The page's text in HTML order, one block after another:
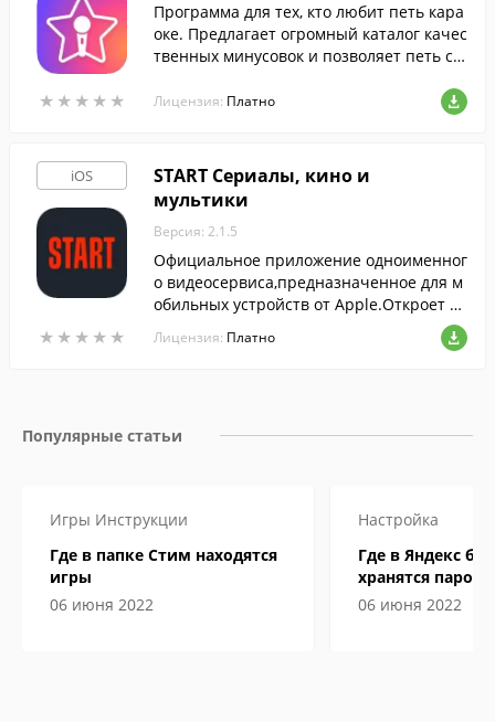
★ ★ ★ ★ ★
★ ★ ★ ★ ★
Программа для тех, кто любит петь кара
оке. Предлагает огромный каталог качес
твенных минусовок и позволяет петь со
Phone.
Лицензия: Платно
iOS
★ ★ ★ ★ ★
★ ★ ★ ★ ★
START Сериалы, кино и
мультики
Версия: 2.1.5
Официальное приложение одноименног
о видеосервиса,предназначенное для м
обильных устройств от Apple.Откроет ва
м доступ к лучшим фильмам и сериалам
на русском языке.
Лицензия: Платно
Популярные статьи
Игры Инструкции
Где в папке Стим находятся
игры
06 июня 2022
Настройка
Где в Яндекс
хранятся пароли
06 июня 2022